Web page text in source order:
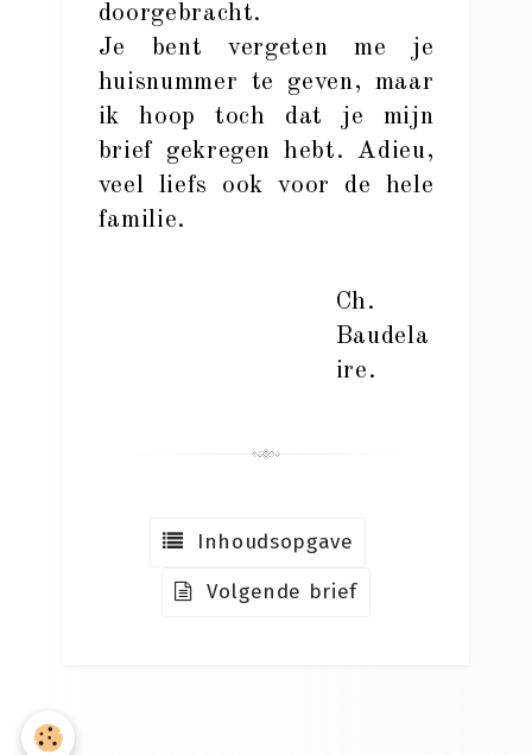
doorgebracht.
Je bent vergeten me je
huisnummer te geven, maar
ik hoop toch dat je mijn
brief gekregen hebt. Adieu,
veel liefs ook voor de hele
familie.
Ch.
Baudela
ire.
Inhoudsopgave
Volgende brief